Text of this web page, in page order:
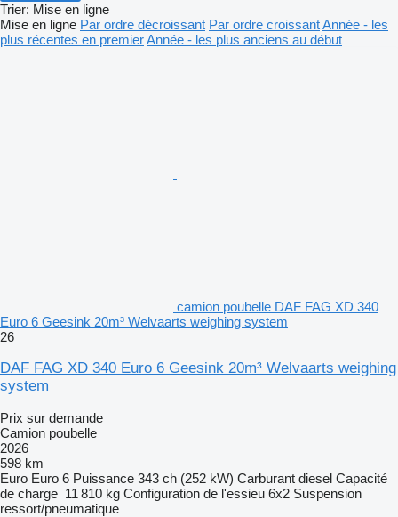
Trier: Mise en ligne
Mise en ligne Par ordre décroissant Par ordre croissantAnnée - les
plus récentes en premierAnnée - les plus anciens au début
camion poubelle DAF FAG XD 340
Euro 6 Geesink 20m³ Welvaarts weighing system
26
DAF FAG XD 340 Euro 6 Geesink 20m³ Welvaarts weighing
system
Prix sur demande
Camion poubelle
2026
598 km
Euro Euro 6 Puissance 343 ch (252 kW) Carburant diesel Capacité
de charge 11 810 kg Configuration de l'essieu 6x2 Suspension
ressort/pneumatique